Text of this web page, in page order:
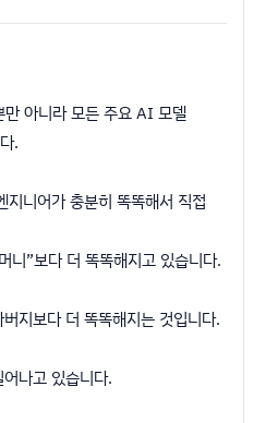
아니라 모든 주요 AI 모델
.
지니어가 충분히 똑똑해서 직접
니”보다 더 똑똑해지고 있습니다.
지보다 더 똑똑해지는 것입니다.
나고 있습니다.